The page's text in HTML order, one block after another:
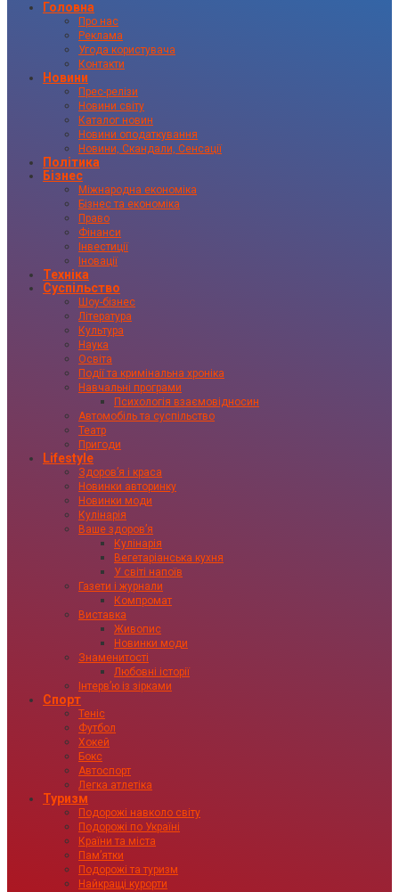
Головна
Про нас
Реклама
Угода користувача
Контакти
Новини
Прес-релізи
Новини світу
Каталог новин
Новини оподаткування
Новини, Скандали, Сенсації
Політика
Бізнес
Міжнародна економіка
Бізнес та економіка
Право
Фінанси
Інвестиції
Іновації
Техніка
Суспільство
Шоу-бізнес
Література
Культура
Наука
Освіта
Події та кримінальна хроніка
Навчальні програми
Психологія взаємовідносин
Автомобіль та суспільство
Театр
Пригоди
Lifestyle
Здоровʼя і краса
Новинки авторинку
Новинки моди
Кулінарія
Ваше здоровʼя
Кулінарія
Вегетаріанська кухня
У світі напоїв
Газети і журнали
Компромат
Виставка
Живопис
Новинки моди
Знаменитості
Любовні історії
Інтервʼю із зірками
Спорт
Теніс
Футбол
Хокей
Бокс
Автоспорт
Легка атлетіка
Туризм
Подорожі навколо світу
Подорожі по Україні
Країни та міста
Пам’ятки
Подорожі та туризм
Найкращі курорти